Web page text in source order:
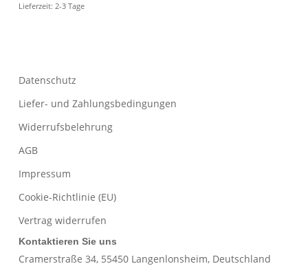
Lieferzeit: 2-3 Tage
Datenschutz
Liefer- und Zahlungsbedingungen
Widerrufsbelehrung
AGB
Impressum
Cookie-Richtlinie (EU)
Vertrag widerrufen
Kontaktieren Sie uns
Cramerstraße 34, 55450 Langenlonsheim, Deutschland